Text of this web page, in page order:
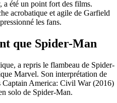
a été un point fort des films.
acrobatique et agile de Garfield
les fans.
que Spider-Man
a repris le flambeau de Spider-
Marvel. Son interprétation de
Captain America: Civil War (2016)
solo de Spider-Man.